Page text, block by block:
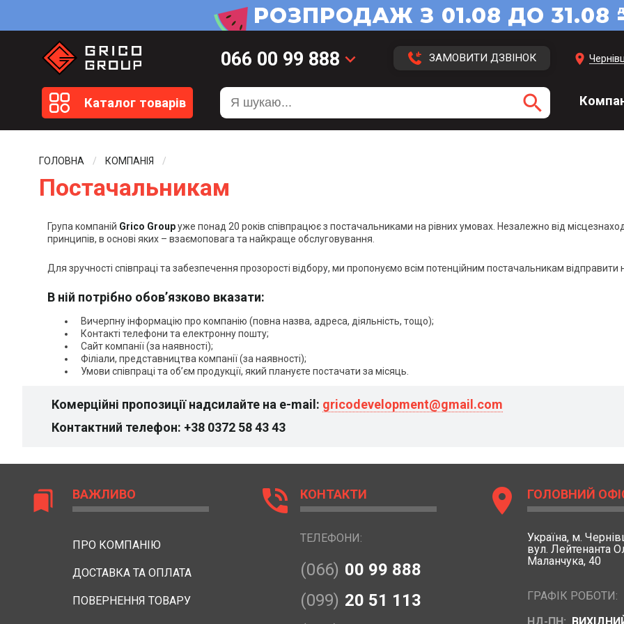
Каталог товарів
066 00 99 888
099 20 51 113
099 20 59 416
keyboard_arrow_down ЗАМОВИТИ ДЗВІНОК
search
location_on
ГОЛОВНА КОМПАНІЯ
Постачальникам
Група компаній Grico Groupуже понад 20 років співпрацює з постачальниками на рівних умовах. Незалежно від
принципів, в основі яких – взаємоповага та найкраще обслуговування.
Для зручності співпраці та забезпечення прозорості відбору, ми пропонуємо всім потенційним постачальникам відправити
В ній потрібно обов’язково вказати:
Вичерпну інформацію про компанію (повна назва, адреса, діяльність, тощо);
Контакті телефони та електронну пошту;
Сайт компанії (за наявності);
Філіали, представництва компанії (за наявності);
Умови співпраці та об’єм продукції, який плануєте постачати за місяць.
Комерційні пропозиції надсилайте на e-mail: gricodevelopment@gmail.com
Контактний телефон: +38 0372 58 43 43
bookmarks ВАЖЛИВО
ПРО КОМПАНІЮ
ДОСТАВКА ТА ОПЛАТА
ПОВЕРНЕННЯ ТОВАРУ
phone_in_talk КОНТАКТИ
ТЕЛЕФОНИ:
(066) 00 99 888
(099) 20 51 113
location_on ГОЛОВНИЙ
Україна, м.
вул. Лейтенанта
Маланчука, 40
ГРАФІК РОБОТИ: